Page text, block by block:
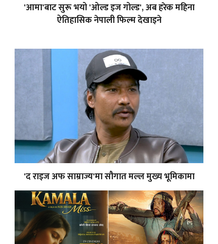
'आमा'बाट सुरू भयो 'ओल्ड इज गोल्ड', अब हरेक महिना
ऐतिहासिक नेपाली फिल्म देखाइने
'द राइज अफ साम्राज्य'मा सौगात मल्ल मुख्य भूमिकामा